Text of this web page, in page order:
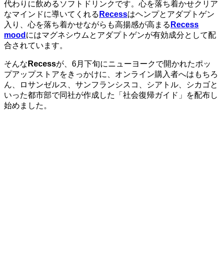
代わりに飲めるソフトドリンクです。心を落ち着かせクリア
なマインドに導いてくれる Recessはヘンプとアダプトゲン
入り、心を落ち着かせながらも高揚感が高まる Recess
mood にはマグネシウムとアダプトゲンが有効成分として配
合されています。
そんな Recessが、6月下旬にニューヨークで開かれたポッ
プアップストアをきっかけに、オンライン購入者へはもちろ
ん、ロサンゼルス、サンフランシスコ、シアトル、シカゴと
いった都市部で同社が作成した「社会復帰ガイド」を配布し
始めました。